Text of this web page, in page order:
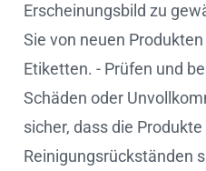
Erscheinungsbild zu
Sie von neuen
Etiketten. - Prüfen und
Schäden oder
sicher, dass die
Reinigungsrückständen